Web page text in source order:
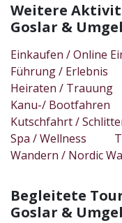
Weitere
Goslar &
Einkaufen / Online
Führung / Erlebnis
Heiraten / Trauung
Kanu-/ Bootfahren
Kutschfahrt /
Spa / Wellness
Wandern / Nordic
Begleitete
Goslar &